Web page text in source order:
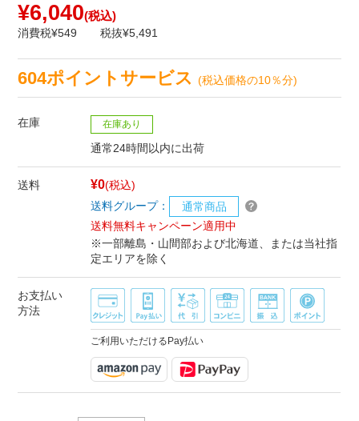
¥6,040(税込)
消費税¥549 税抜¥5,491
604ポイントサービス(税込価格の10％分)
在庫 在庫あり
通常24時間以内に出荷
送料 ¥0(税込)
送料グループ：
通常商品
送料無料キャンペーン適用中
※一部離島・山間部および北海道、または当社指
定エリアを除く
お支払い
方法
ご利用いただけるPay払い